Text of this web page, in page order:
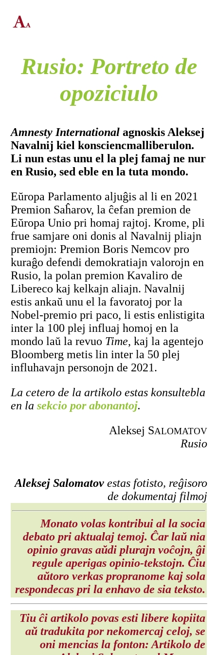
Rusio: Portreto de
opoziciulo
Amnesty International agnoskis Aleksej
Navalnij kiel konsciencmalliberulon.
Li nun estas unu el la plej famaj ne nur
en Rusio, sed eble en la tuta mondo.
Eŭropa Parlamento aljuĝis al li en 2021
Premion Saĥarov, la ĉefan premion de
Eŭropa Unio pri homaj rajtoj. Krome, pli
frue samjare oni donis al Navalnij pliajn
premiojn: Premion Boris Nemcov pro
kuraĝo defendi demokratiajn valorojn en
Rusio, la polan premion Kavaliro de
Libereco kaj kelkajn aliajn. Navalnij
estis ankaŭ unu el la favoratoj por la
Nobel-premio pri paco, li estis enlistigita
inter la 100 plej influaj homoj en la
mondo laŭ la revuo Time, kaj la agentejo
Bloomberg metis lin inter la 50 plej
influhavajn personojn de 2021.
La cetero de la artikolo estas konsultebla
en lasekcio por abonantoj.
Aleksej SALOMATOV
Rusio
Aleksej Salomatovestas fotisto, reĝisoro
de dokumentaj filmoj
Monato volas kontribui al la socia
debato pri aktualaj temoj. Ĉar laŭ nia
opinio gravas aŭdi plurajn voĉojn, ĝi
regule aperigas opinio-tekstojn. Ĉiu
aŭtoro verkas propranome kaj sola
respondecas pri la enhavo de sia teksto.
Tiu ĉi artikolo povas esti libere kopiita
aŭ tradukita por nekomercaj celoj, se
oni mencias la fonton: Artikolo de